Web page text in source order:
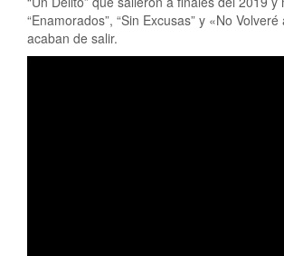
“Enamorados”, “Sin Excusas” y «No
acaban de salir.